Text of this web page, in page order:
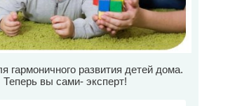
гармоничного развития детей дома.
Теперь вы сами- эксперт!